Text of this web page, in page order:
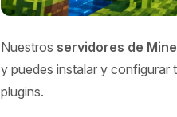
Nuestros servidores de
y puedes instalar y configurar
plugins.